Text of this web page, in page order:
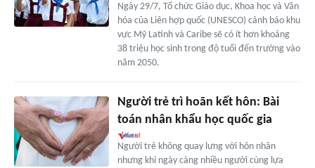
Ngày 29/7, Tổ chức Giáo dục, Khoa học và Văn
hóa của Liên hợp quốc (UNESCO) cảnh báo khu
vực Mỹ Latinh và Caribe sẽ có ít hơn khoảng
38 triệu học sinh trong độ tuổi đến trường vào
năm 2050.
Người trẻ trì hoãn kết hôn: Bài
toán nhân khẩu học quốc gia
Người trẻ không quay lưng với hôn nhân
nhưng khi ngày càng nhiều người cùng lựa